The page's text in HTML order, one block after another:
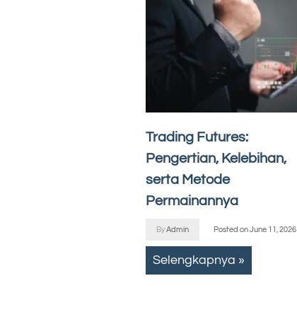
Trading Futures:
Pengertian, Kelebihan,
serta Metode
Permainannya
ByAdmin Posted onJune 11, 2026
Selengkapnya »